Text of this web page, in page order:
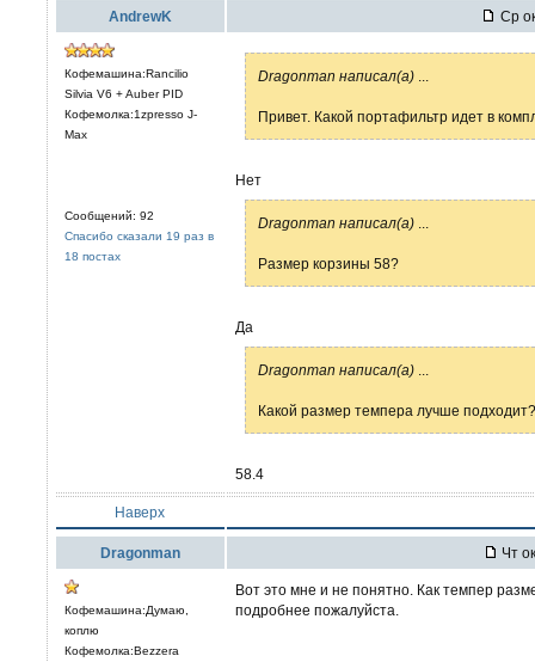
AndrewK Ср
Кофемашина:Rancilio
Silvia V6 + Auber PID
Кофемолка:1zpresso J-
Max
Сообщений: 92
Спасибо сказали 19 раз в
18 постах
Dragonman написал(а)
Привет. Какой портафильтр идет в
Нет
Dragonman написал(а)
Размер корзины 58?
Да
Dragonman написал(а)
Какой размер темпера лучше подходит?
58.4
Наверх
Dragonman Чт
Кофемашина:Думаю,
коплю
Кофемолка:Bezzera
Вот это мне и не понятно. Как темпер
подробнее пожалуйста.